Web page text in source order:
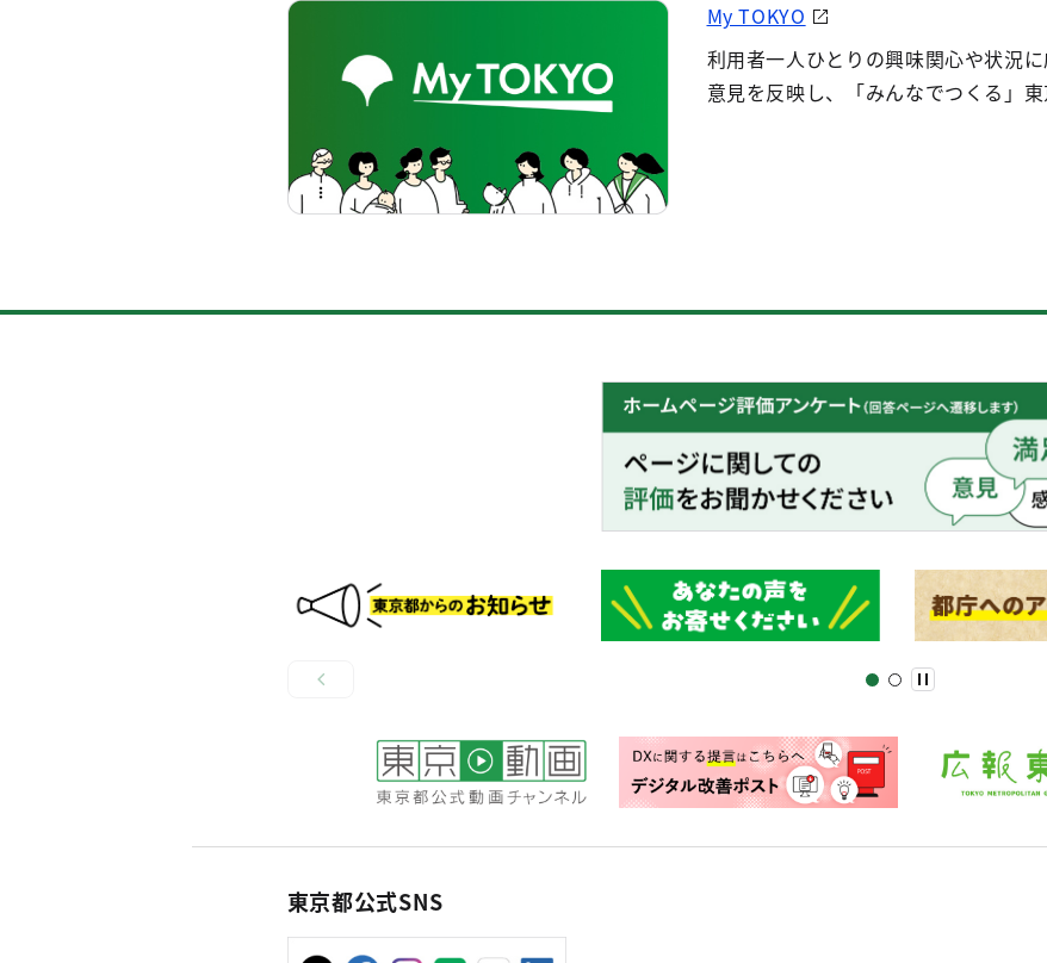
My TOKYO
利用者一人ひとりの興味関心や状況
意見を反映し、「みんなでつくる」
東京都公式SNS